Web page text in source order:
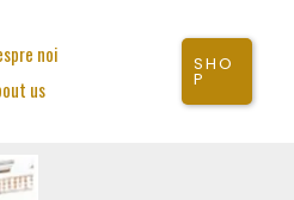
noi
us
SHO
P